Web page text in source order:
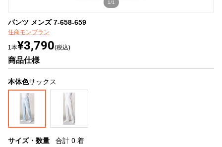
1/1
パンツ メンズ 7-658-659
住商モンブラン
1本¥3,790(税込)
商品仕様
本体色サックス
サイズ・数量 合計 0 着